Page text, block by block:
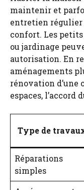
maintenir et
entretien
confort. Les
ou jardinage
autorisation. En
aménagements
rénovation d’une
espaces,
Type de
Réparations
simples